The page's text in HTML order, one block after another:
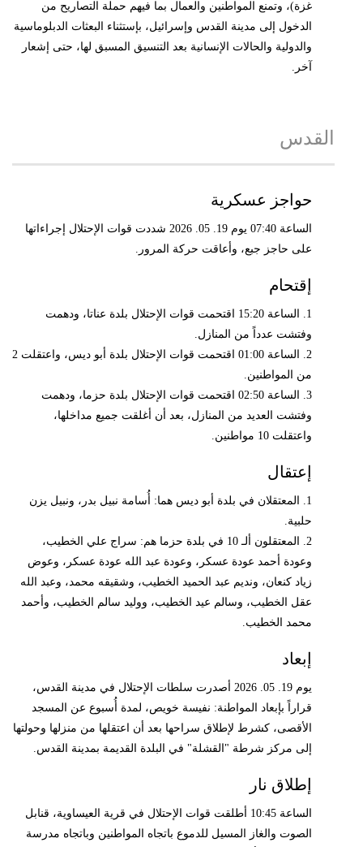
غزة)، وتمنع المواطنين والعمال بما فيهم حملة التصاريح من
الدخول إلى مدينة القدس وإسرائيل، بإستثناء البعثات الدبلوماسية
والدولية والحالات الإنسانية بعد التنسيق المسبق لها، حتى إشعار
آخر.
القدس
حواجز عسكرية
الساعة 07:40 يوم 19. 05. 2026 شددت قوات الإحتلال إجراءاتها
على حاجز جبع، وأعاقت حركة المرور.
إقتحام
1. الساعة 15:20 اقتحمت قوات الإحتلال بلدة عناتا، ودهمت
وفتشت عدداً من المنازل.
2. الساعة 01:00 اقتحمت قوات الإحتلال بلدة أبو ديس، واعتقلت 2
من المواطنين.
3. الساعة 02:50 اقتحمت قوات الإحتلال بلدة حزما، ودهمت
وفتشت العديد من المنازل، بعد أن أغلقت جميع مداخلها،
واعتقلت 10 مواطنين.
إعتقال
1. المعتقلان في بلدة أبو ديس هما: أُسامة نبيل بدر، ونبيل يزن
حلبية.
2. المعتقلون ألـ 10 في بلدة حزما هم: سراج علي الخطيب،
وعودة أحمد عودة عسكر، وعودة عبد الله عودة عسكر، وعوض
زياد كنعان، ونديم عبد الحميد الخطيب، وشقيقه محمد، وعبد الله
عقل الخطيب، وسالم عيد الخطيب، ووليد سالم الخطيب، وأحمد
محمد الخطيب.
إبعاد
يوم 19. 05. 2026 أصدرت سلطات الإحتلال في مدينة القدس،
قراراً بإبعاد المواطنة: نفيسة خويص، لمدة أُسبوع عن المسجد
الأقصى، كشرط لإطلاق سراحها بعد أن اعتقلها من منزلها وحولتها
إلى مركز شرطة "القشلة" في البلدة القديمة بمدينة القدس.
إطلاق نار
الساعة 10:45 أطلقت قوات الإحتلال في قرية العيساوية، قنابل
الصوت والغاز المسيل للدموع باتجاه المواطنين وباتجاه مدرسة